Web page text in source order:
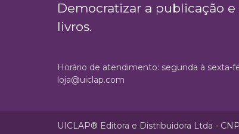
Democratizar a publicação
livros.
Horário de atendimento: segunda à sexta-
loja@uiclap.com
UICLAP® Editora e Distribuidora Ltda -